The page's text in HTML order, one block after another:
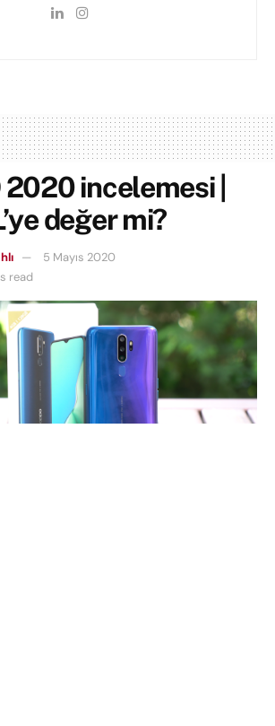
incelemesi |
değer mi?
5 Mayıs 2020
read